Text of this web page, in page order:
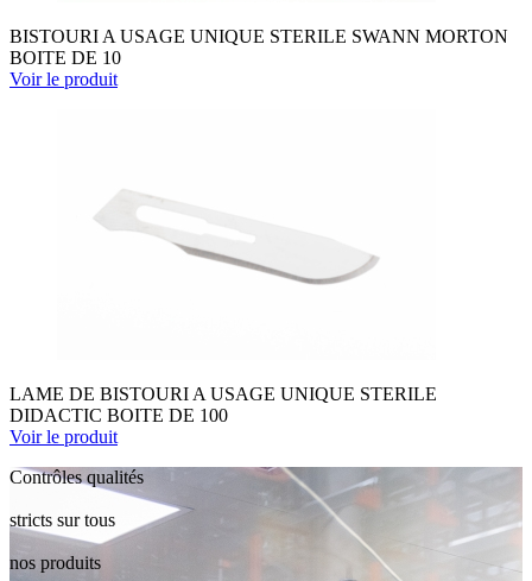
BISTOURI A USAGE UNIQUE STERILE SWANN MORTON
BOITE DE 10
Voir le produit
LAME DE BISTOURI A USAGE UNIQUE STERILE
DIDACTIC BOITE DE 100
Voir le produit
Contrôles qualités
stricts sur tous
nos produits